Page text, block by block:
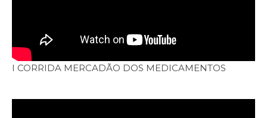
I CORRIDA MERCADÃO DOS MEDICAMENTOS